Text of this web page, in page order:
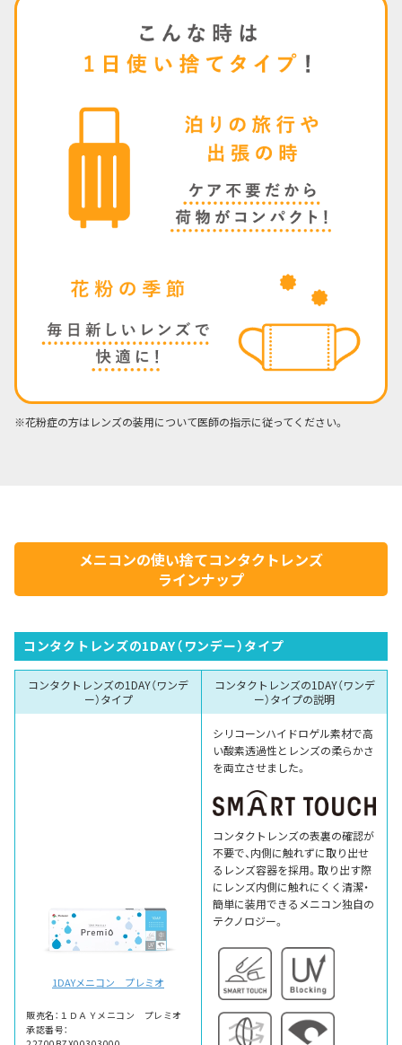
花粉症の方はレンズの装用について医師の指示に従ってください。
メニコンの使い捨てコンタクトレンズ
ラインナップ
コンタクトレンズの1DAY（ワンデー）タイプ
コンタクトレンズの1DAY（ワンデ
ー）タイプ
コンタクトレンズの1DAY（ワンデ
ー）タイプの説明
1DAYメニコン プレミオ
販売名：１ＤＡＹメニコン プレミオ
承認番号：
シリコーンハイドロゲル素材で高
い酸素透過性とレンズの柔らかさ
を両立させました。
コンタクトレンズの表裏の確認が
不要で、内側に触れずに取り出せ
るレンズ容器を採用。取り出す際
にレンズ内側に触れにくく清潔・
簡単に装用できるメニコン独自の
テクノロジー。